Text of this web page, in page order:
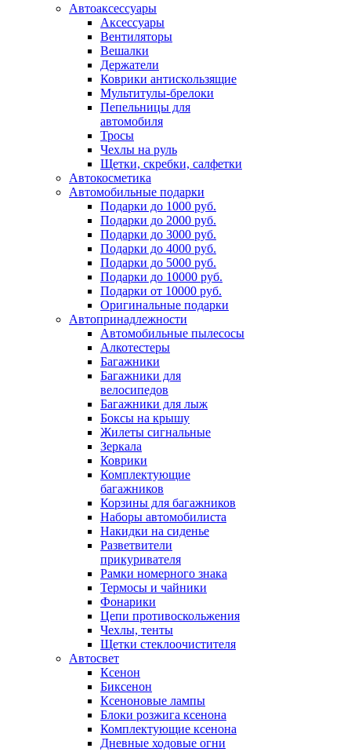
Автоаксессуары
Аксессуары
Вентиляторы
Вешалки
Держатели
Коврики антискользящие
Мультитулы-брелоки
Пепельницы для
автомобиля
Тросы
Чехлы на руль
Щетки, скребки, салфетки
Автокосметика
Автомобильные подарки
Подарки до 1000 руб.
Подарки до 2000 руб.
Подарки до 3000 руб.
Подарки до 4000 руб.
Подарки до 5000 руб.
Подарки до 10000 руб.
Подарки от 10000 руб.
Оригинальные подарки
Автопринадлежности
Автомобильные пылесосы
Алкотестеры
Багажники
Багажники для
велосипедов
Багажники для лыж
Боксы на крышу
Жилеты сигнальные
Зеркала
Коврики
Комплектующие
багажников
Корзины для багажников
Наборы автомобилиста
Накидки на сиденье
Разветвители
прикуривателя
Рамки номерного знака
Термосы и чайники
Фонарики
Цепи противоскольжения
Чехлы, тенты
Щетки стеклоочистителя
Автосвет
Ксенон
Биксенон
Ксеноновые лампы
Блоки розжига ксенона
Комплектующие ксенона
Дневные ходовые огни